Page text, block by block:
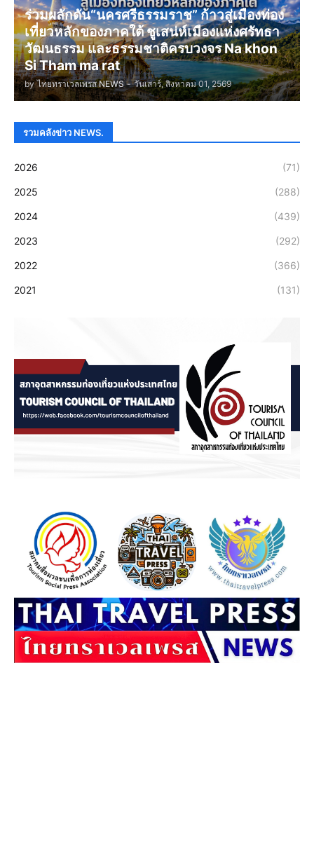
ร่วมผลักดัน“นครศรีธรรมราช” ก้าวสู่เมืองท่อง
เที่ยวหลักของภาคใต้ ชูเสน่ห์เมืองแห่งศรัทธา
วัฒนธรรม และธรรมชาติครบวงจร Na khon
Si Tham ma rat
by ไทยทราเวลเพรส NEWS - วันเสาร์, สิงหาคม 01, 2569
รวมคลังข่าว NEWS.
2026 (71)
2025 (288)
2024 (439)
2023 (292)
2022 (366)
2021 (131)